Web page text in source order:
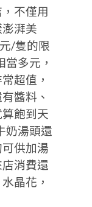
不僅用
湃美
/隻的限
多元，
超值，
醬料、
飽到天
奶湯頭還
供加湯
消費還
晶花，